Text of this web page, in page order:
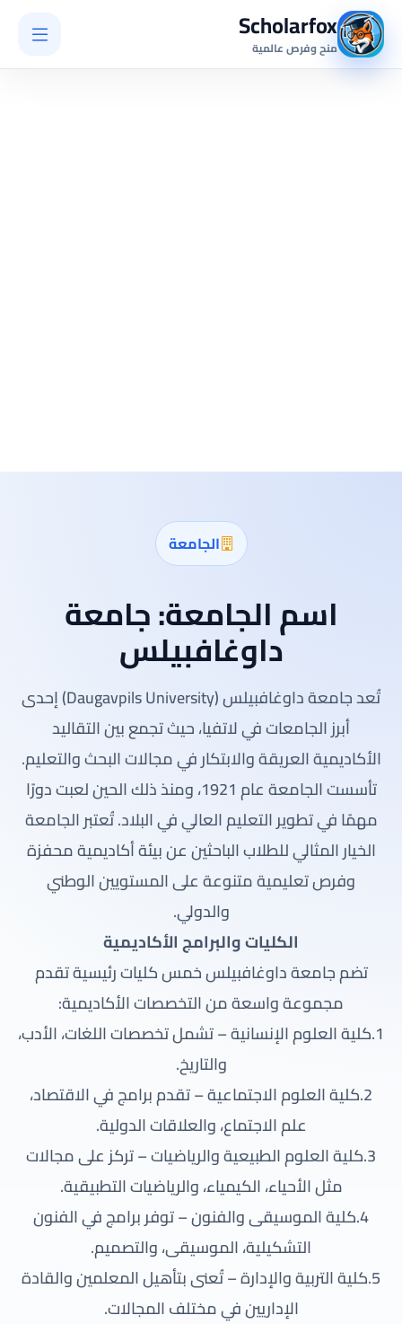
Scholarfox
منح وفرص عالمية
الجامعة
اسم الجامعة:جامعة
داوغافبيلس
تُعد جامعة داوغافبيلس (Daugavpils University) إحدى
أبرز الجامعات في لاتفيا، حيث تجمع بين التقاليد
الأكاديمية العريقة والابتكار في مجالات البحث والتعليم.
تأسست الجامعة عام 1921، ومنذ ذلك الحين لعبت دورًا
مهمًا في تطوير التعليم العالي في البلاد. تُعتبر الجامعة
الخيار المثالي للطلاب الباحثين عن بيئة أكاديمية محفزة
وفرص تعليمية متنوعة على المستويين الوطني
والدولي.
الكليات والبرامج الأكاديمية
تضم جامعة داوغافبيلس خمس كليات رئيسية تقدم
مجموعة واسعة من التخصصات الأكاديمية:
1.كلية العلوم الإنسانية – تشمل تخصصات اللغات، الأدب،
والتاريخ.
2.كلية العلوم الاجتماعية – تقدم برامج في الاقتصاد،
علم الاجتماع، والعلاقات الدولية.
3.كلية العلوم الطبيعية والرياضيات – تركز على مجالات
مثل الأحياء، الكيمياء، والرياضيات التطبيقية.
4.كلية الموسيقى والفنون – توفر برامج في الفنون
التشكيلية، الموسيقى، والتصميم.
5.كلية التربية والإدارة – تُعنى بتأهيل المعلمين والقادة
الإداريين في مختلف المجالات.